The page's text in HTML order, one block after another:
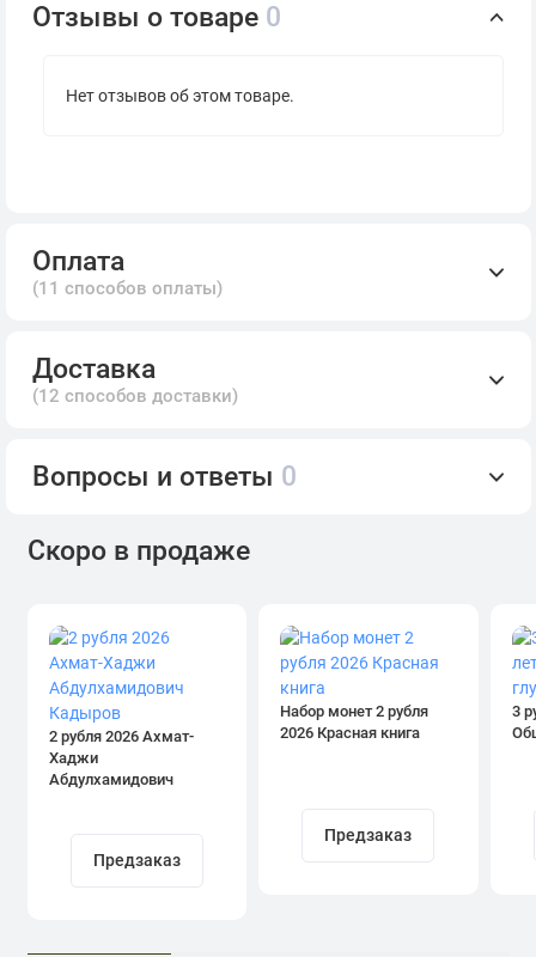
Отзывы о товаре 0
Нет отзывов об этом товаре.
Оплата
(11 способов оплаты)
Доставка
(12 способов доставки)
Вопросы и ответы 0
Скоро в продаже
2 рубля 2026 Ахмат-
Хаджи
Абдулхамидович
Предзаказ
Набор монет 2 рубля
2026 Красная книга
Предзаказ
3